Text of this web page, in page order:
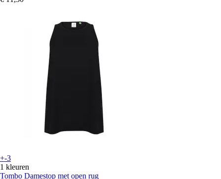
+-3
1 kleuren
Tombo Damestop met open rug